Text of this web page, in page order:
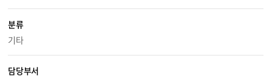
분류
기타
담당부서